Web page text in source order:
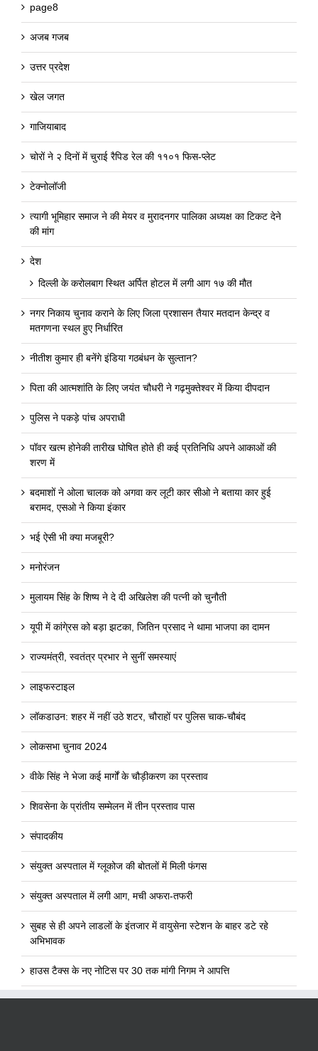
page8
अजब गजब
उत्तर प्रदेश
खेल जगत
गाजियाबाद
चोरों ने २ दिनों में चुराई रैपिड रेल की ११०१ फिस-प्लेट
टेक्नोलॉजी
त्यागी भूमिहार समाज ने की मेयर व मुरादनगर पालिका अध्यक्ष का टिकट देने
की मांग
देश
दिल्ली के करोलबाग स्थित अर्पित होटल में लगी आग १७ की मौत
नगर निकाय चुनाव कराने के लिए जिला प्रशासन तैयार मतदान केन्द्र व
मतगणना स्थल हुए निर्धारित
नीतीश कुमार ही बनेंगे इंडिया गठबंधन के सुल्तान?
पिता की आत्मशांति के लिए जयंत चौधरी ने गढ़मुक्तेश्वर में किया दीपदान
पुलिस ने पकड़े पांच अपराधी
पॉवर खत्म होनेकी तारीख घोषित होते ही कई प्रतिनिधि अपने आकाओं की
शरण में
बदमाशों ने ओला चालक को अगवा कर लूटी कार सीओ ने बताया कार हुई
बरामद, एसओ ने किया इंकार
भई ऐसी भी क्या मजबूरी?
मनोरंजन
मुलायम सिंह के शिष्य ने दे दी अखिलेश की पत्नी को चुनौती
यूपी में कांगे्रस को बड़ा झटका, जितिन प्रसाद ने थामा भाजपा का दामन
राज्यमंत्री, स्वतंत्र प्रभार ने सुनीं समस्याएं
लाइफस्टाइल
लॉकडाउन: शहर में नहीं उठे शटर, चौराहों पर पुलिस चाक-चौबंद
लोकसभा चुनाव 2024
वीके सिंह ने भेजा कई मार्गों के चौड़ीकरण का प्रस्ताव
शिवसेना के प्रांतीय सम्मेलन में तीन प्रस्ताव पास
संपादकीय
संयुक्त अस्पताल में ग्लूकोज की बोतलों में मिली फंगस
संयुक्त अस्पताल में लगी आग, मची अफरा-तफरी
सुबह से ही अपने लाडलों के इंतजार में वायुसेना स्टेशन के बाहर डटे रहे
अभिभावक
हाउस टैक्स के नए नोटिस पर 30 तक मांगी निगम ने आपत्ति